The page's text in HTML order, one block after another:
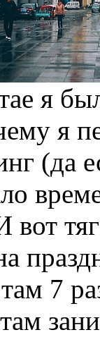
я
я
(да
7